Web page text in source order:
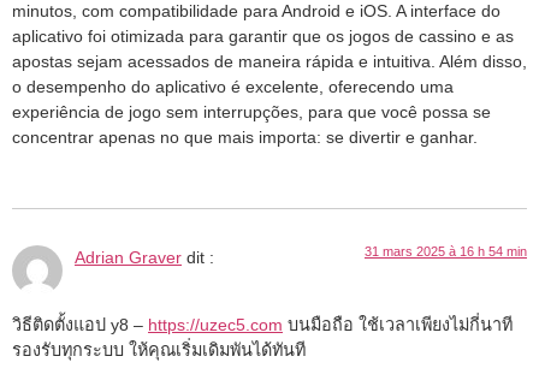
minutos, com compatibilidade para Android e iOS. A interface do
aplicativo foi otimizada para garantir que os jogos de cassino e as
apostas sejam acessados de maneira rápida e intuitiva. Além disso,
o desempenho do aplicativo é excelente, oferecendo uma
experiência de jogo sem interrupções, para que você possa se
concentrar apenas no que mais importa: se divertir e ganhar.
Adrian Graver dit : 31 mars 2025 à 16 h 54 min
วิธีติดตั้งแอป y8 – https://uzec5.com บนมือถือ ใช้เวลาเพียงไม่กี่นาที
รองรับทุกระบบ ให้คุณเริ่มเดิมพันได้ทันที